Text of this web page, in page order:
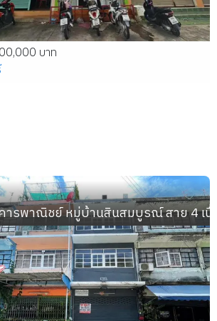
บาท
ดัง ‼️🌟🌟เจ้าของขายเอง🌟🌟
ารพาณิชย์ หมู่บ้านสินสมบูรณ์ สาย 4 เนื้อ